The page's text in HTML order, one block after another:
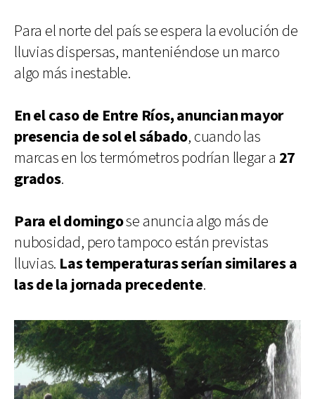
Para el norte del país se espera la evolución de
lluvias dispersas, manteniéndose un marco
algo más inestable.
En el caso de Entre Ríos, anuncian mayor
presencia de sol el sábado, cuando las
marcas en los termómetros podrían llegar a 27
grados.
Para el domingose anuncia algo más de
nubosidad, pero tampoco están previstas
lluvias. Las temperaturas serían similares a
las de la jornada precedente.